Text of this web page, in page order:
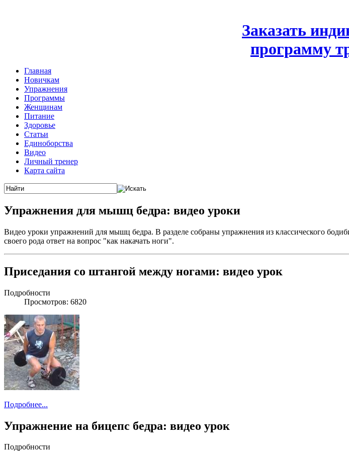
Заказать
программу
Главная
Новичкам
Упражнения
Программы
Женщинам
Питание
Здоровье
Статьи
Единоборства
Видео
Личный тренер
Карта сайта
Упражнения для мышц бедра: видео уроки
Видео уроки упражнений для мышц бедра. В разделе собраны упражнения из классического
своего рода ответ на вопрос "как накачать ноги".
Приседания со штангой между ногами: видео урок
Подробности
Просмотров: 6820
Подробнее...
Упражнение на бицепс бедра: видео урок
Подробности